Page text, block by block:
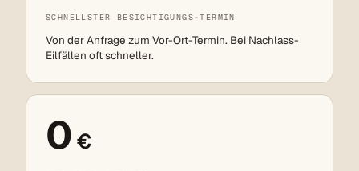
SCHNELLSTER BESICHTIGUNGS-TERMIN
Von der Anfrage zum Vor-Ort-Termin. Bei Nachlass-
Eilfällen oft schneller.
0 €